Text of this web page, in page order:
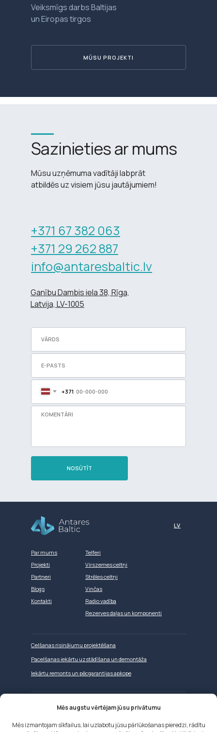
MŪSU PROJEKTI
Veiksmīgs darbs Baltijas
un Eiropas tirgos
Mūsu uzņēmuma vadītāji labprāt
atbildēs uz visiem jūsu jautājumiem!
Sazinieties ar mums
+371 67 382 063
+371 29 262 887
info@antaresbaltic.lv
Ganību Dambis iela 38, Rīga,
Latvija, LV-1005
+371
NOSŪTĪT
Par mums
Projekti
Partneri
Blogs
Kontakti
Telferi
Virszemes celtņi
Strēles celtņi
Vinčas
Radio vadība
Rezerves daļas un komponenti
Celšanas risinājumu projektēšana
Pacelšanas iekārtu uzstādīšana un demontāža
LV
Iekārtu remonts un pēcgarantijas apkope
Разработка сайта
Mēs augstu vērtējam jūsu privātumu
Mēs izmantojam sīkfailus, lai uzlabotu jūsu pārlūkošanas pieredzi, rādītu